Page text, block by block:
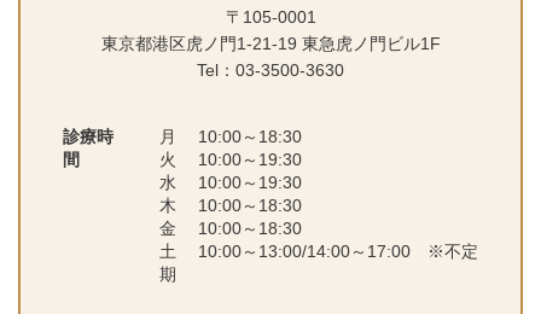
〒105-0001
東京都港区虎ノ門1-21-19 東急虎ノ 門ビル1F
Tel：03-3500-3630
診療時
間
月 10:00～18:30
火 10:00～19:30
水 10:00～19:30
木 10:00～18:30
金 10:00～18:30
土 10:00～13:00/14:00～17:00 ※不定
期